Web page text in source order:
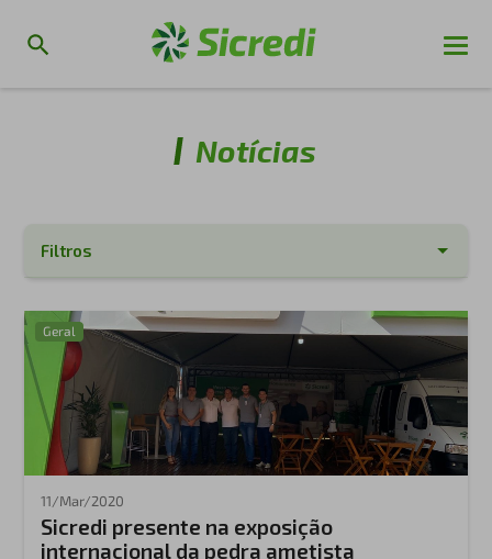
Notícias
Filtros
Categoria
Buscar
Aplicar filtros
Geral
11/Mar/2020
Sicredi presente na exposição
internacional da pedra ametista